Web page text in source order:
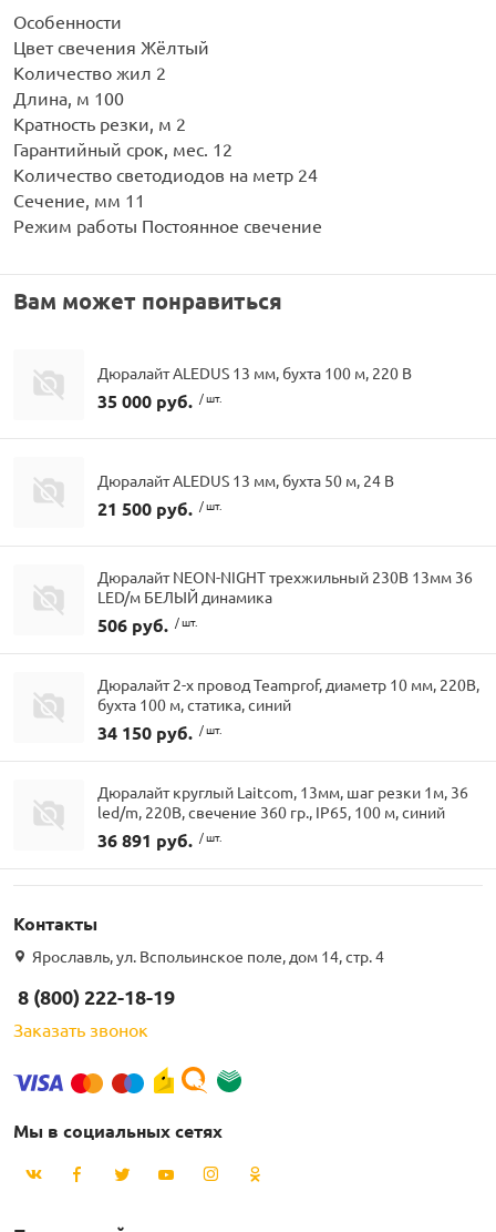
Особенности
Цвет свечения Жёлтый
Количество жил 2
Длина, м 100
Кратность резки, м 2
Гарантийный срок, мес. 12
Количество светодиодов на метр 24
Сечение, мм 11
Режим работы Постоянное свечение
Вам может понравиться
Дюралайт ALEDUS 13 мм, бухта 100 м, 220 В
35 000 руб. / шт.
Дюралайт ALEDUS 13 мм, бухта 50 м, 24 В
21 500 руб. / шт.
Дюралайт NEON-NIGHT трехжильный 230В 13мм 36
LED/м БЕЛЫЙ динамика
506 руб. / шт.
Дюралайт 2-х провод Teamprof, диаметр 10 мм, 220В,
бухта 100 м, статика, синий
34 150 руб. / шт.
Дюралайт круглый Laitcom, 13мм, шаг резки 1м, 36
led/m, 220В, свечение 360 гр., IP65, 100 м, синий
36 891 руб. / шт.
Контакты
Ярославль, ул. Вспольинское поле, дом 14, стр. 4
8 (800) 222-18-19
Заказать звонок
Мы в социальных сетях